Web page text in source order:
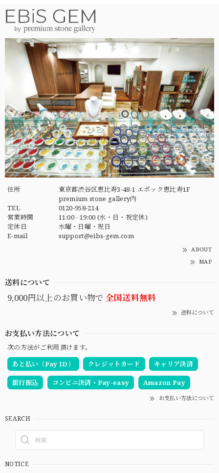
住所
東京都渋谷区恵比寿3-48-1 エポック恵比寿1F
premium stone gallery内
TEL
0120-958-214
営業時間
11:00 - 19:00 (水・日・祝定休)
定休日
水曜・日曜・祝日
E-mail
support@eibs-gem.com
ABOUT
MAP
送料について
9,000円以上のお買い物で 全国送料無料
送料について
お支払い方法について
次の方法がご利用頂けます。
あと払い（Pay ID）
クレジットカード キャリア決済
銀行振込 コンビニ決済・Pay-easy Amazon Pay
お支払い方法について
SEARCH
NOTICE